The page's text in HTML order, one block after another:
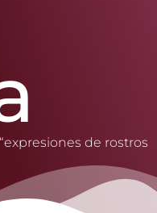
de rostros